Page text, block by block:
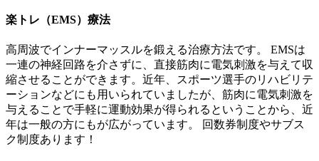
楽トレ（EMS）療法
高周波でインナーマッスルを鍛える治療方法です。 EMSは
一連の神経回路を介さずに、直接筋肉に電気刺激を与えて収
縮させることができます。近年、スポーツ選手のリハビリテ
ーションなどにも用いられていましたが、筋肉に電気刺激を
与えることで手軽に運動効果が得られるということから、近
年は一般の方にもが広がっています。 回数券制度やサブス
ク制度あります！